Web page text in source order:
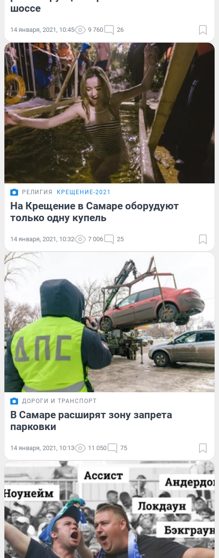
шоссе
14 января, 2021, 10:45 9 760 26
РЕЛИГИЯ КРЕЩЕНИЕ-2021
На Крещение в Самаре оборудуют
только одну купель
14 января, 2021, 10:32 7 006 25
ДОРОГИ И ТРАНСПОРТ
В Самаре расширят зону запрета
парковки
14 января, 2021, 10:13 11 050 75